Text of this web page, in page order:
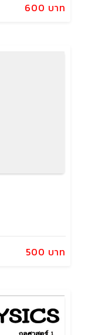
600 บาท
500 บาท